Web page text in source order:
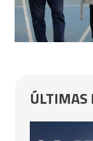
ÚLTIMAS